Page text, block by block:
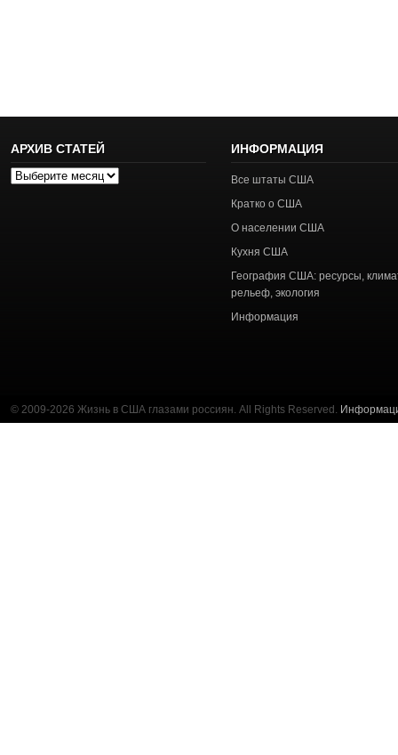
АРХИВ СТАТЕЙ
Архив
ИНФОРМАЦИЯ
Все штаты США
Кратко о США
О населении США
Кухня США
География США: ресурсы,
рельеф, экология
Информация
© 2009-2026 Жизнь в США глазами россиян. All Rights Reserved.